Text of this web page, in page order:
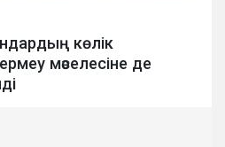
көлік
мәселесіне де